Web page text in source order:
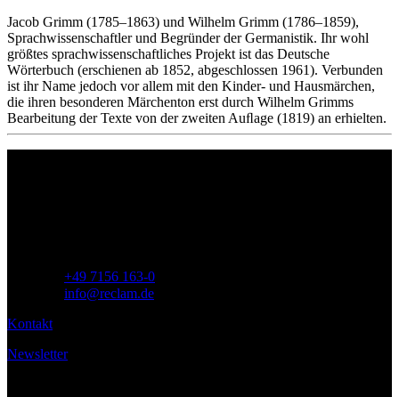
Jacob Grimm (1785–1863) und Wilhelm Grimm (1786–1859),
Sprachwissenschaftler und Begründer der Germanistik. Ihr wohl
größtes sprachwissenschaftliches Projekt ist das Deutsche
Wörterbuch (erschienen ab 1852, abgeschlossen 1961). Verbunden
ist ihr Name jedoch vor allem mit den Kinder- und Hausmärchen,
die ihren besonderen Märchenton erst durch Wilhelm Grimms
Bearbeitung der Texte von der zweiten Auﬂage (1819) an erhielten.
+49 7156 163-0
info@reclam.de
Kontakt
Newsletter